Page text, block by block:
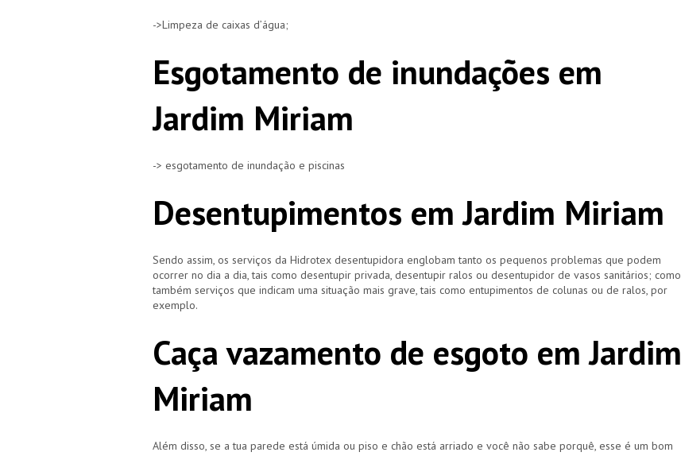
->Limpeza de caixas d’água;
Esgotamento de inundações em
Jardim Miriam
-> esgotamento de inundação e piscinas
Desentupimentos em Jardim Miriam
Sendo assim, os serviços da Hidrotex desentupidora englobam tanto os pequenos problemas que podem
ocorrer no dia a dia, tais como desentupir privada, desentupir ralos ou desentupidor de vasos sanitários; como
também serviços que indicam uma situação mais grave, tais como entupimentos de colunas ou de ralos, por
exemplo.
Caça vazamento de esgoto em Jardim
Miriam
Além disso, se a tua parede está úmida ou piso e chão está arriado e você não sabe porquê, esse é um bom